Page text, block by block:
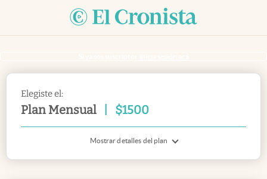
Elegiste el:
Plan Mensual $1500
Mostrar detalles del plan